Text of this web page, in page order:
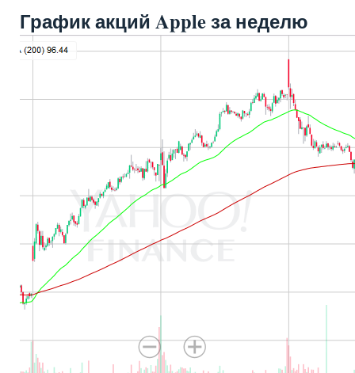
График акций Apple за неделю